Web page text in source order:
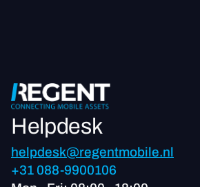
Helpdesk
helpdesk@regentmobile.nl
+31 088-9900106